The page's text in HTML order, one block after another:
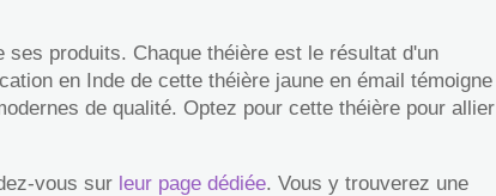
produits. Chaque théière est le résultat d'un
en Inde de cette théière jaune en émail témoigne
de qualité. Optez pour cette théière pour allier
vous sur leur page dédiée. Vous y trouverez une